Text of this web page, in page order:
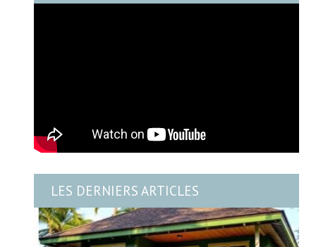
LES DERNIERS ARTICLES